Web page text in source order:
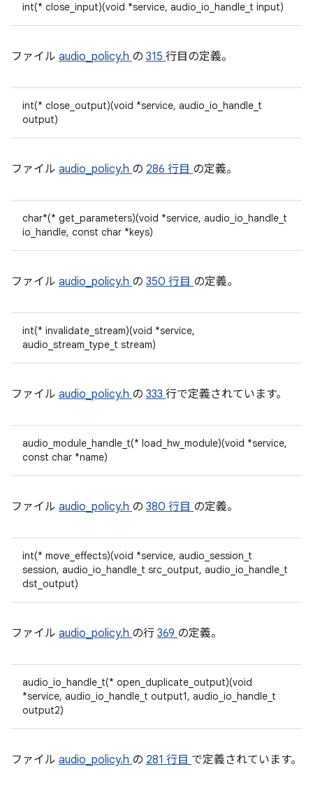
int(* close_input)(void *service, audio_io_handle_t input)
ファイル audio_policy.h の 315 行目の定義。
int(* close_output)(void *service, audio_io_handle_t
output)
ファイル audio_policy.h の 286 行目 の定義。
char*(* get_parameters)(void *service, audio_io_handle_t
io_handle, const char *keys)
ファイル audio_policy.h の 350 行目 の定義。
int(* invalidate_stream)(void *service,
audio_stream_type_t stream)
ファイル audio_policy.h の 333 行で定義されています。
audio_module_handle_t(* load_hw_module)(void *service,
const char *name)
ファイル audio_policy.h の 380 行目 の定義。
int(* move_effects)(void *service, audio_session_t
session, audio_io_handle_t src_output, audio_io_handle_t
dst_output)
ファイル audio_policy.h の行 369 の定義。
audio_io_handle_t(* open_duplicate_output)(void
*service, audio_io_handle_t output1, audio_io_handle_t
output2)
ファイル audio_policy.h の 281 行目 で定義されています。